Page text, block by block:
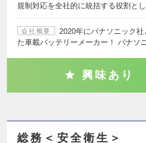
規制対応を全社的に統括する役割と
会社概要
2020年にパナソニック
た車載バッテリーメーカー！ パナソ
興味あり
総務＜安全衛生＞